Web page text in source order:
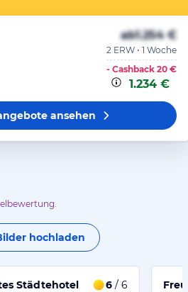
ab1.254 €
2 ERW • 1 Woche
- Cashback 20 €
1.234 €
ansehen
hochladen
Städtehotel 6 / 6